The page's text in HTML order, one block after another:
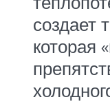
создает
которая